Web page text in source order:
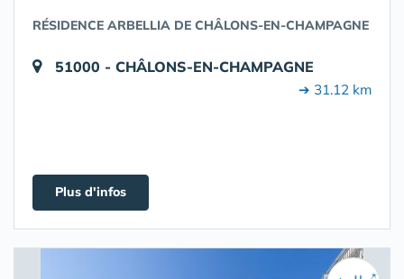
RÉSIDENCE ARBELLIA DE CHÂLONS-EN-CHAMPAGNE
51000 - CHÂLONS-EN-CHAMPAGNE
➔ 31.12 km
Plus d'infos